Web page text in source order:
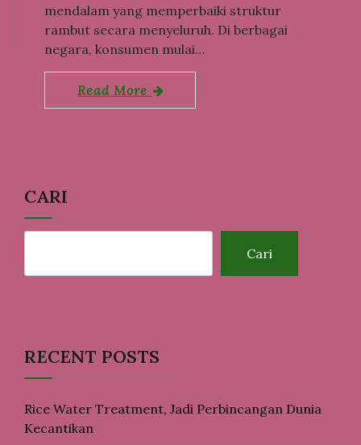
mendalam yang memperbaiki struktur
rambut secara menyeluruh. Di berbagai
negara, konsumen mulai…
Read More
CARI
Cari
RECENT POSTS
Rice Water Treatment, Jadi Perbincangan Dunia
Kecantikan